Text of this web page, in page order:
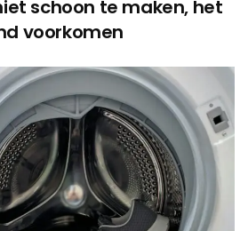
schoon te maken, het
voorkomen